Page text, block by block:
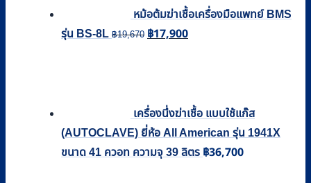
หม้อต้มฆ่าเชื้อเครื่องมือแพทย์ BMS
รุ่น BS-8L ฿19,670 Original
฿17,900Current
เครื่องนึ่งฆ่าเชื้อ แบบใช้แก๊ส
(AUTOCLAVE) ยี่ห้อ All American รุ่น 1941X
ขนาด 41 ควอท ความจุ 39 ลิตร ฿36,700